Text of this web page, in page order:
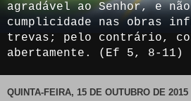
agradável ao Senhor, e
cumplicidade nas obras
trevas; pelo contrário,
abertamente. (Ef 5, 8-11)
QUINTA-FEIRA, 15 DE OUTUBRO DE 2015